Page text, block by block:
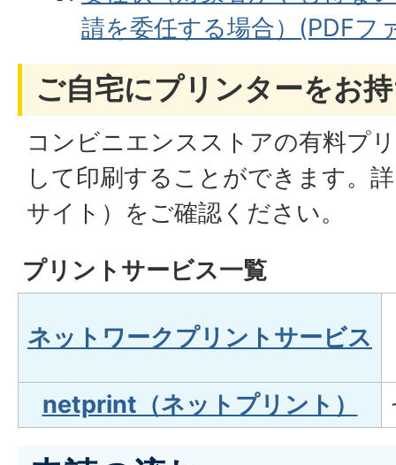
請を委任する場合）(PDFフ
ご自宅にプリンターをお
コンビニエンスストアの有料プ
して印刷することができます。
サイト）をご確認ください。
プリントサービス一覧
ネットワークプリントサービス
netprint（ネットプリント）